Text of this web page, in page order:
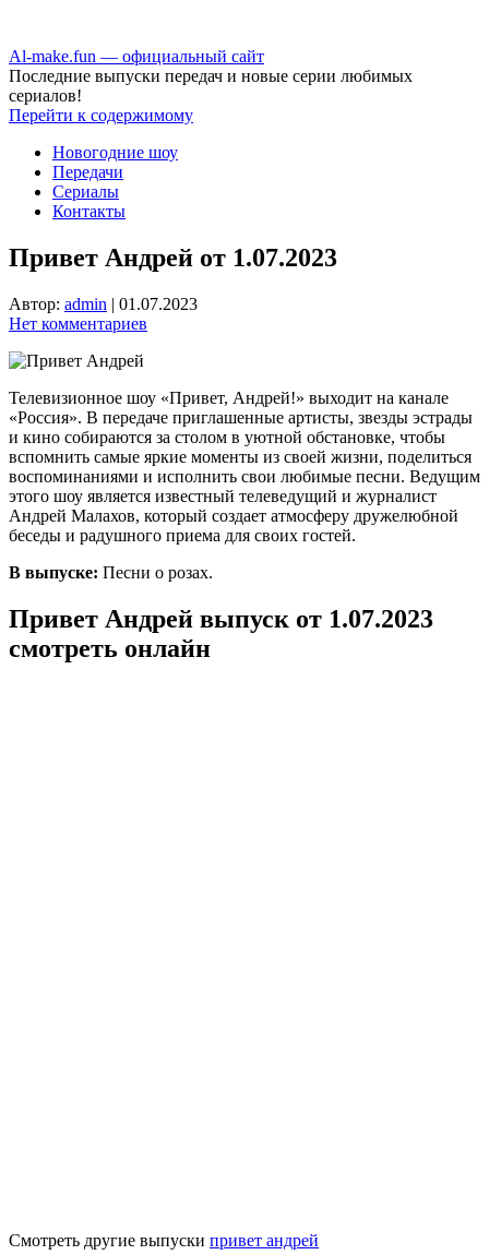
Аl-make.fun — официальный сайт
Последние выпуски передач и новые серии любимых
сериалов!
Перейти к содержимому
Новогодние шоу
Передачи
Сериалы
Контакты
Привет Андрей от 1.07.2023
Автор: admin | 01.07.2023
Нет комментариев
Телевизионное шоу «Привет, Андрей!» выходит на канале
«Россия». В передаче приглашенные артисты, звезды эстрады
и кино собираются за столом в уютной обстановке, чтобы
вспомнить самые яркие моменты из своей жизни, поделиться
воспоминаниями и исполнить свои любимые песни. Ведущим
этого шоу является известный телеведущий и журналист
Андрей Малахов, который создает атмосферу дружелюбной
беседы и радушного приема для своих гостей.
В выпуске: Песни о розах.
Привет Андрей выпуск от 1.07.2023
смотреть онлайн
Смотреть другие выпуски привет андрей